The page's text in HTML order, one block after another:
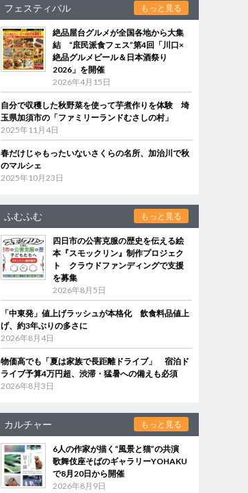
フェスティバル もっと見る
絶品屋台グルメが全国各地から大集
結 “庶民派食フェス”第4回「川口×
絶品グルメビール＆日本酒祭り
2026」を開催
2026年4月15日
自分で収穫した秋野菜を使って芋煮作りを体験 埼
玉県加須市の「ファミリーランドむさしの村」
2025年11月4日
春だけじゃもったいないさくらの名所、加治川で秋
のマルシェ
2025年10月23日
ふむふむ もっと見る
四日市の公害克服の歴史を伝える絵
本『スモックリン』制作プロジェク
ト クラウドファンディングで支援
を募集
2026年8月5日
「中東発」値上げラッシュが本格化 飲食料品値上
げ、約3年ぶりの多さに
2026年8月4日
物価高でも「夏は家族で長距離ドライブ」 宿泊ド
ライブ予算4万円超、渋滞・猛暑への備えも必須
2026年8月3日
カルチャー もっと見る
6人の作家が描く“風景と猫”の共演
歌舞伎座そばのギャラリーYOHAKU
で8月20日から開催
2026年8月9日